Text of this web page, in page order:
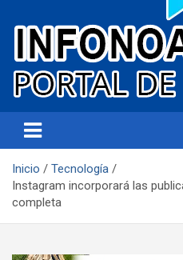
Infonoa Salta
Inicio
Tecnología
Instagram incorporará las
completa